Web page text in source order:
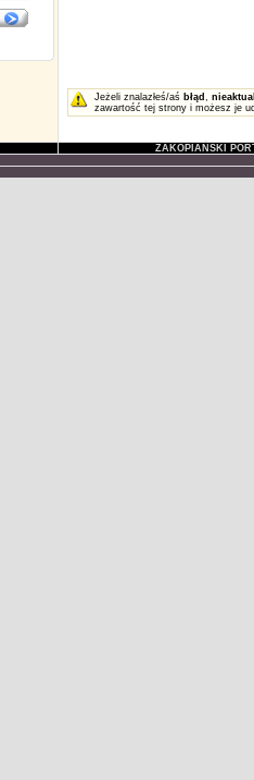
Jeżeli znalazłeś/aś błąd ,
zawartość tej strony i możesz je
ZAKOPIAŃSKI